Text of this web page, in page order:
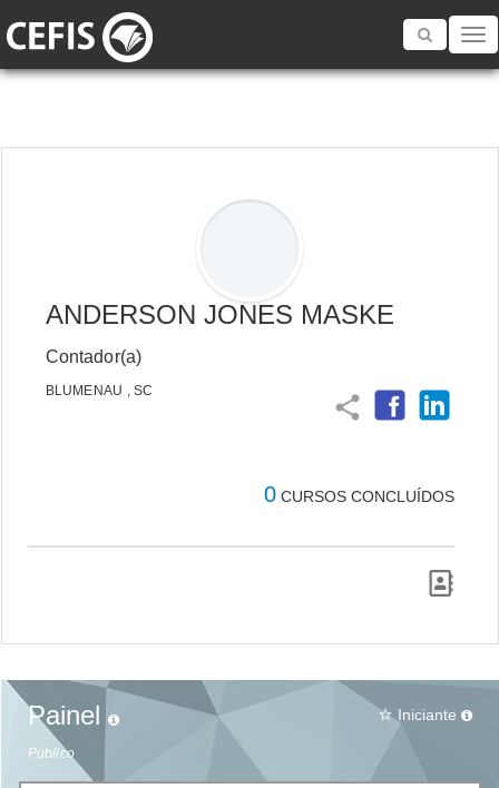
Toggle
ANDERSON JONES MASKE
Contador(a)
BLUMENAU , SC
share
0 CURSOS CONCLUÍDOS
Painel
Público
star_border Iniciante